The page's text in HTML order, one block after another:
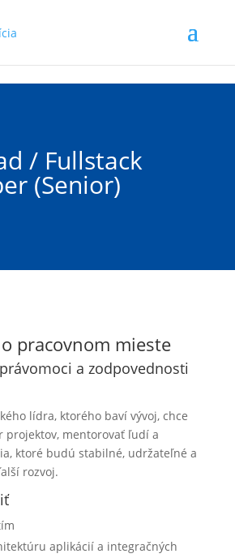
/ Fullstack
(Senior)
pracovnom mieste
a zodpovednosti
lídra, ktorého baví vývoj, chce
projektov, mentorovať ľudí a
ktoré budú stabilné, udržateľné a
rozvoj.
aplikácií a integračných